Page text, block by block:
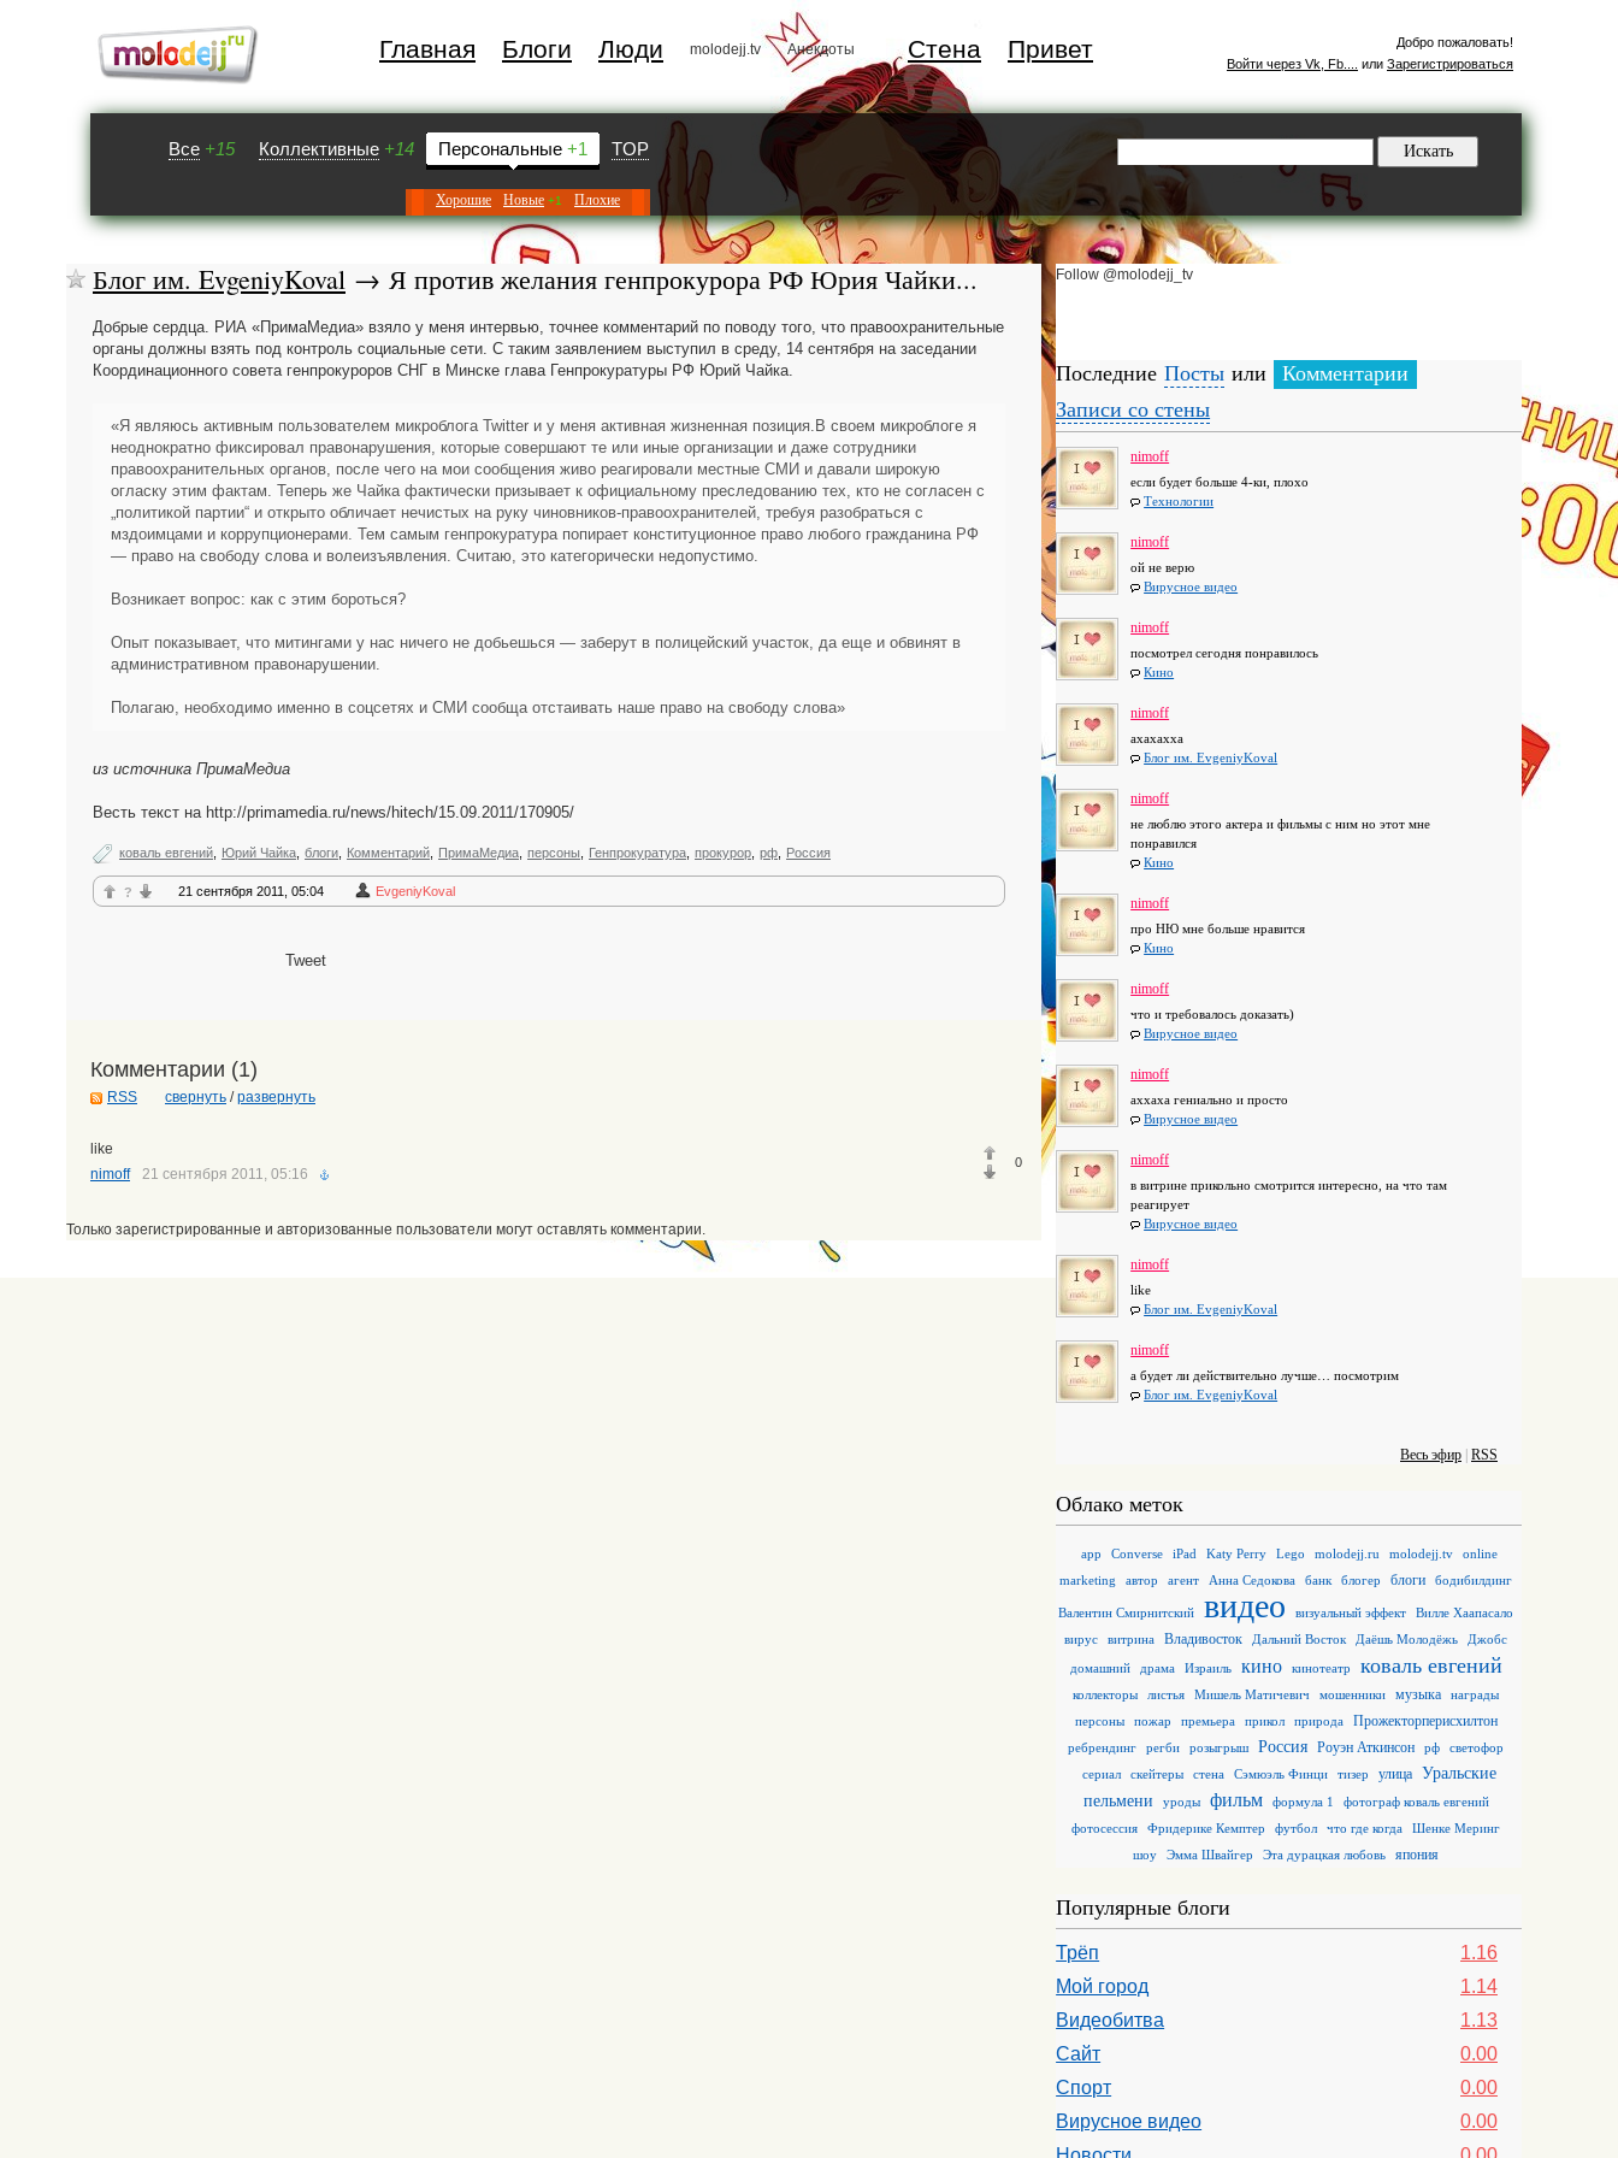
Главная Блоги Люди molodejj.tv Анекдоты Стена Привет
Добро пожаловать!
Войти через Vk, Fb....
или Зарегистрироваться
Все +15 Коллективные +14 Персональные +1 TOP
Хорошие Новые +1 Плохие
Блог им. EvgeniyKoval → Я против желания генпрокурора РФ Юрия Чайки...
Добрые сердца. РИА «ПримаМедиа» взяло у меня интервью, точнее комментарий по поводу того, что правоохранительные
органы должны взять под контроль социальные сети. С таким заявлением выступил в среду, 14 сентября на заседании
Координационного совета генпрокуроров СНГ в Минске глава Генпрокуратуры РФ Юрий Чайка.
«Я являюсь активным пользователем микроблога Twitter и у меня активная жизненная позиция.В своем микроблоге я
неоднократно фиксировал правонарушения, которые совершают те или иные организации и даже сотрудники
правоохранительных органов, после чего на мои сообщения живо реагировали местные СМИ и давали широкую
огласку этим фактам. Теперь же Чайка фактически призывает к официальному преследованию тех, кто не согласен с
„политикой партии“ и открыто обличает нечистых на руку чиновников-правоохранителей, требуя разобраться с
мздоимцами и коррупционерами. Тем самым генпрокуратура попирает конституционное право любого гражданина РФ
— право на свободу слова и волеизъявления. Считаю, это категорически недопустимо.
Возникает вопрос: как с этим бороться?
Опыт показывает, что митингами у нас ничего не добьешься — заберут в полицейский участок, да еще и обвинят в
административном правонарушении.
Полагаю, необходимо именно в соцсетях и СМИ сообща отстаивать наше право на свободу слова»
из источника ПримаМедиа
Весть текст на http://primamedia.ru/news/hitech/15.09.2011/170905/
коваль евгений Юрий Чайка блоги Комментарий ПримаМедиа персоны Генпрокуратура прокурор рф Россия
? 21 сентября 2011, 05:04 EvgeniyKoval
Tweet
Комментарии (1)
RSS свернуть /развернуть
like
0
nimoff 21 сентября 2011, 05:16
Только зарегистрированные и авторизованные пользователи могут оставлять комментарии.
Follow @molodejj_tv
Последние Посты или
Комментарии
Записи со стены
nimoff
если будет больше 4-ки, плохо
Технологии
nimoff
ой не верю
Вирусное видео
nimoff
посмотрел сегодня понравилось
Кино
nimoff
ахахахха
Блог им. EvgeniyKoval
nimoff
не люблю этого актера и фильмы с ним но этот мне
понравился
Кино
nimoff
про НЮ мне больше нравится
Кино
nimoff
что и требовалось доказать)
Вирусное видео
nimoff
аххаха гениально и просто
Вирусное видео
nimoff
в витрине прикольно смотрится интересно, на что там
реагирует
Вирусное видео
nimoff
like
Блог им. EvgeniyKoval
nimoff
а будет ли действительно лучше… посмотрим
Блог им. EvgeniyKoval
Весь эфир RSS
Облако меток
app Converse iPad Katy Perry Lego molodejj.ru molodejj.tv
online
marketing
автор агент Анна Седокова банк блогер блоги бодибилдинг
Валентин Смирнитский видео визуальный эффект
Вилле Хаапасало
вирус
витрина Владивосток Дальний Восток Даёшь Молодёжь
Джобс
домашний
драма Израиль кино кинотеатр коваль евгений
коллекторы листья Мишель Матичевич мошенники музыка
награды
персоны
пожар премьера прикол природа Прожекторперисхилтон
ребрендинг регби розыгрыш Россия Роуэн Аткинсон рф
светофор
сериал
скейтеры стена Сэмюэль Финци тизер улица
Уральские
пельмени
уроды фильм формула 1
фотограф коваль евгений
фотосессия
Фридерике Кемптер футбол что где когда
Шенке Меринг
шоу
Эмма Швайгер Эта дурацкая любовь япония
Популярные блоги
1.16
Трёп
1.14
Мой город
1.13
Видеобитва
0.00
Сайт
0.00
Спорт
0.00
Вирусное видео